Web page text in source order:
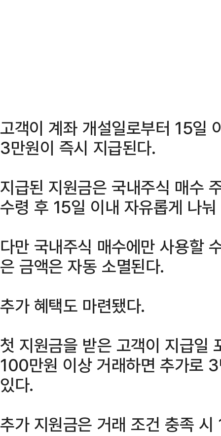
고객이 계좌 개설일로부터 15일
3만원이 즉시 지급된다.
지급된 지원금은 국내주식 매수
수령 후 15일 이내 자유롭게 나
다만 국내주식 매수에만 사용할
은 금액은 자동 소멸된다.
추가 혜택도 마련됐다.
첫 지원금을 받은 고객이 지급일
100만원 이상 거래하면 추가로
있다.
추가 지원금은 거래 조건 충족